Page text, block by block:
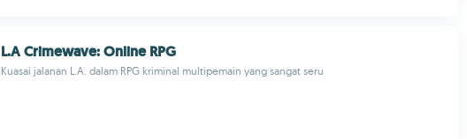
L.A Crimewave: Online RPG
Kuasai jalanan L.A. dalam RPG kriminal multipemain yang sangat seru